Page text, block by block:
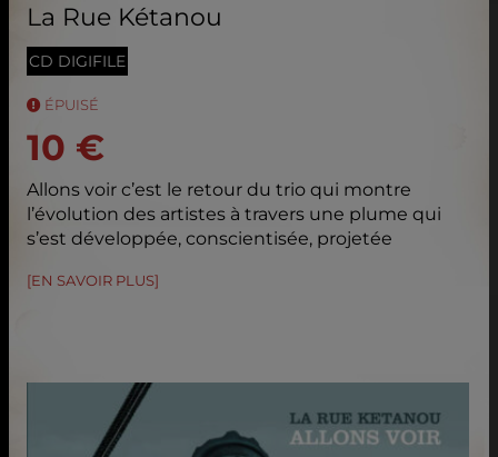
La Rue Kétanou
CD DIGIFILE
ÉPUISÉ
10 €
Allons voir c’est le retour du trio qui montre
l’évolution des artistes à travers une plume qui
s’est développée, conscientisée, projetée
[EN SAVOIR PLUS]